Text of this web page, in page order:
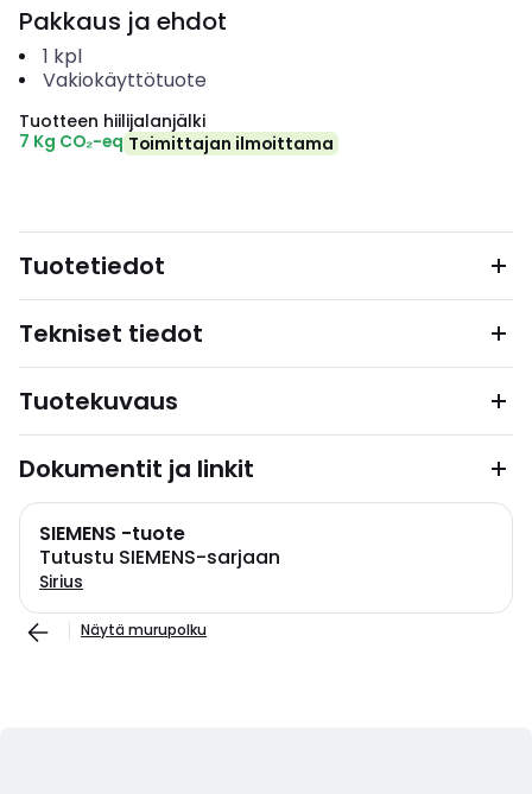
Pakkaus ja ehdot
1 kpl
Vakiokäyttötuote
Tuotteen hiilijalanjälki
7 Kg CO₂-eq Toimittajan ilmoittama
Tuotetiedot
Tekniset tiedot
Tuotekuvaus
Dokumentit ja linkit
SIEMENS -tuote
Tutustu SIEMENS-sarjaan
Sirius
Näytä murupolku